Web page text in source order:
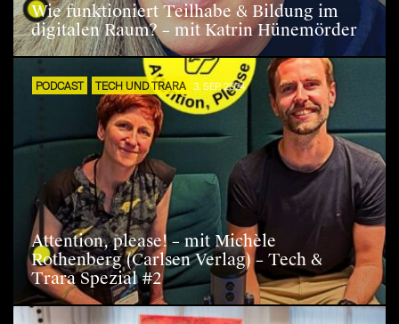
Wie funktioniert Teilhabe & Bildung im
digitalen Raum? – mit Katrin Hünemörder
PODCAST TECH UND TRARA 3. SEP. 2024
Attention, please! – mit Michèle
Rothenberg (Carlsen Verlag) – Tech &
Trara Spezial #2